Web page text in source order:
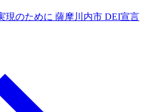
現のために 薩摩川内市 DEI宣言